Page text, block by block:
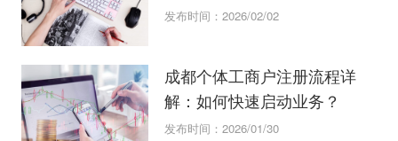
发布时间：2026/02/02
成都个体工商户注册流程详
解：如何快速启动业务？
发布时间：2026/01/30